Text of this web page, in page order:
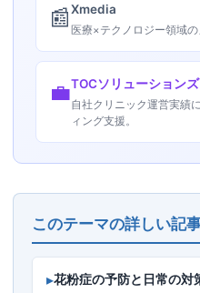
📰Xmedia
医療×テクノロジー領域の
💼TOCソリューションズ
自社クリニック運営実績
ィング支援。
このテーマの詳しい記
▸花粉症の予防と日常の対